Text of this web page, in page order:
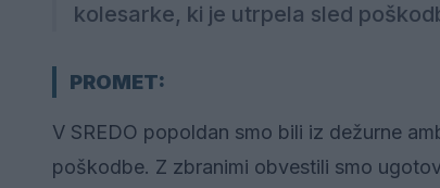
kolesarke, ki je utrpela sled
PROMET:
V SREDO popoldan smo bili iz dežurne
poškodbe. Z zbranimi obvestili smo